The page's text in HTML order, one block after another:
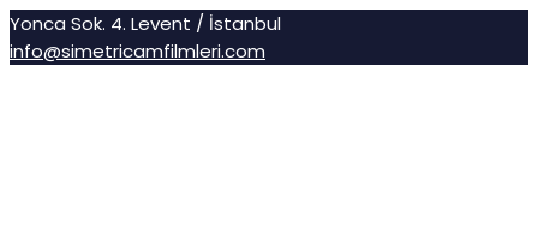
Yonca Sok. 4. Levent / İstanbul
info@simetricamfilmleri.com